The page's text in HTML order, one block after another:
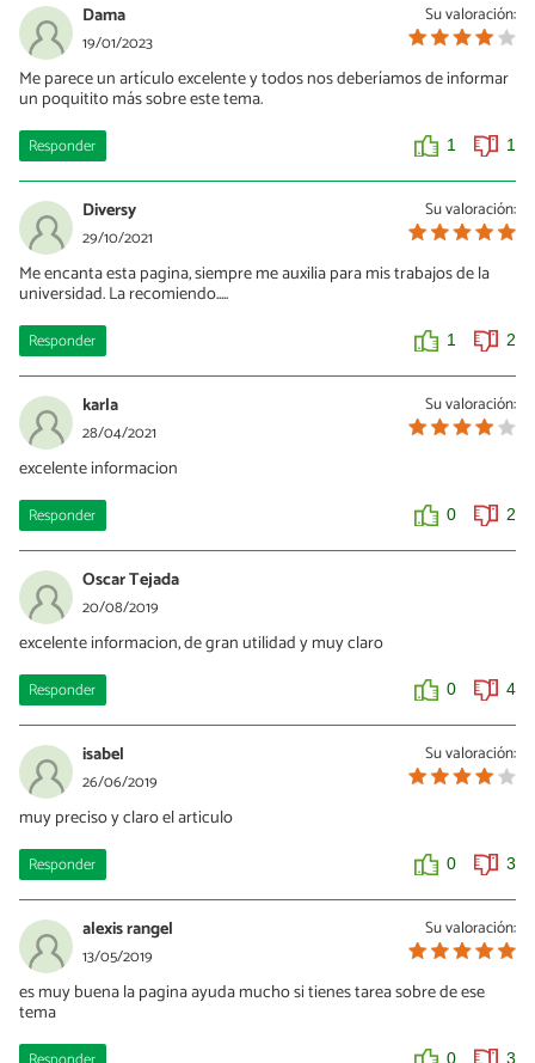
Su valoración:
Dama
19/01/2023
Me parece un artículo excelente y todos nos deberíamos de informar
un poquitito más sobre este tema.
Responder 1 1
Su valoración:
Diversy
29/10/2021
Me encanta esta pagina, siempre me auxilia para mis trabajos de la
universidad. La recomiendo.....
Responder 1 2
Su valoración:
karla
28/04/2021
excelente informacion
Responder 0 2
Oscar Tejada
20/08/2019
excelente informacion, de gran utilidad y muy claro
Responder 0 4
Su valoración:
isabel
26/06/2019
muy preciso y claro el articulo
Responder 0 3
Su valoración:
alexis rangel
13/05/2019
es muy buena la pagina ayuda mucho si tienes tarea sobre de ese
tema
0 3